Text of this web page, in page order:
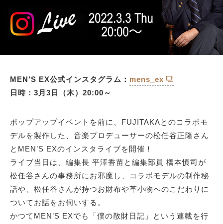
MEN’S EX公式インスタグラム： mens_ex
日時：3月3日（木）20:00～
ポップアップイベントを前に、FUJITAKAとのコラボモ
デルを製作した、音楽プロデューサーの松任谷正隆さん
とMEN’S EXのインスタライブを開催！
ライブ当日は、編集長 平澤香苗と編集部員 橋本慎司が
松任谷さんの事務所にお邪魔し、コラボモデルの制作秘
話や、松任谷さんが持つお財布や革小物へのこだわりに
ついてお話をお伺いする。
かつてMEN’S EXでも「僕の散財日記」という連載を行